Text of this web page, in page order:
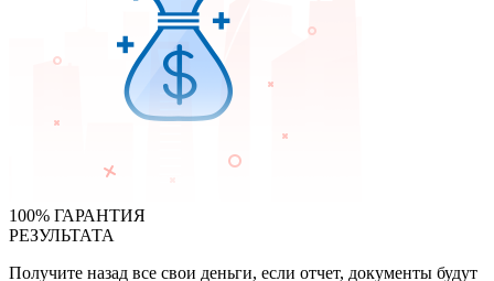
100% ГАРАНТИЯ
РЕЗУЛЬТАТА
Получите назад все свои деньги, если отчет, документы будут